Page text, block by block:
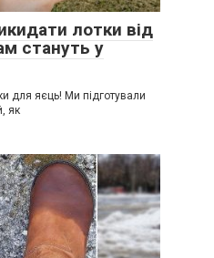
лотки від
стануть у
для яєць! Ми підготували
як